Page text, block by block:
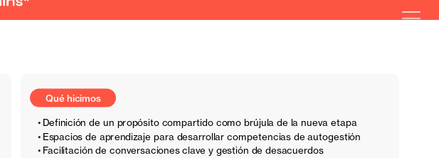
Definición de un propósito compartido como brújula de la nueva etapa
Espacios de aprendizaje para desarrollar competencias de autogestión
Facilitación de conversaciones clave y gestión de desacuerdos